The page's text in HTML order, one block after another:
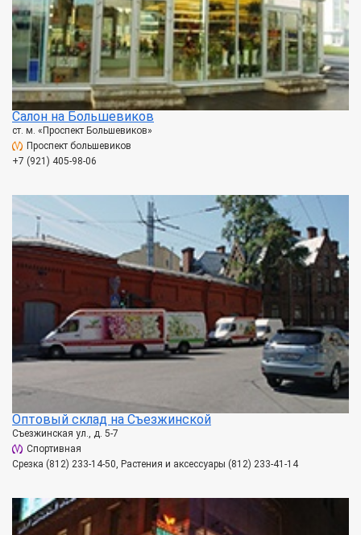
Салон на Большевиков
ст. м. «Проспект Большевиков»
Проспект большевиков
+7 (921) 405-98-06
Оптовый склад на Съезжинской
Съезжинская ул., д. 5-7
Спортивная
Срезка (812) 233-14-50, Растения и аксессуары (812) 233-41-14